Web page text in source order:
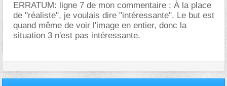
ERRATUM: ligne 7 de mon commentaire : À la place
de "réaliste", je voulais dire "intéressante". Le but est
quand même de voir l'image en entier, donc la
situation 3 n'est pas intéressante.